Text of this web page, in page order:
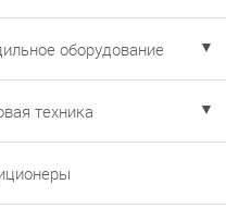
▼
оборудование
▼
техника